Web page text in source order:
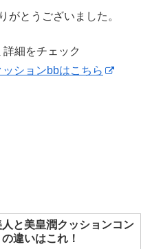
がとうございました。
細をチェック
ションbbはこちら
と美皇潤クッションコン
違いはこれ！